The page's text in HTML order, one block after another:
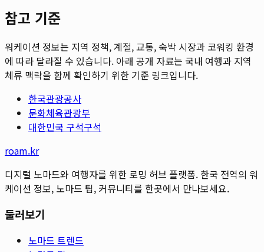
참고 기준
워케이션 정보는 지역 정책, 계절, 교통, 숙박 시장과 코워킹 환경
에 따라 달라질 수 있습니다. 아래 공개 자료는 국내 여행과 지역
체류 맥락을 함께 확인하기 위한 기준 링크입니다.
한국관광공사
문화체육관광부
대한민국 구석구석
roam.kr
디지털 노마드와 여행자를 위한 로밍 허브 플랫폼. 한국 전역의 워
케이션 정보, 노마드 팁, 커뮤니티를 한곳에서 만나보세요.
둘러보기
노마드 트렌드